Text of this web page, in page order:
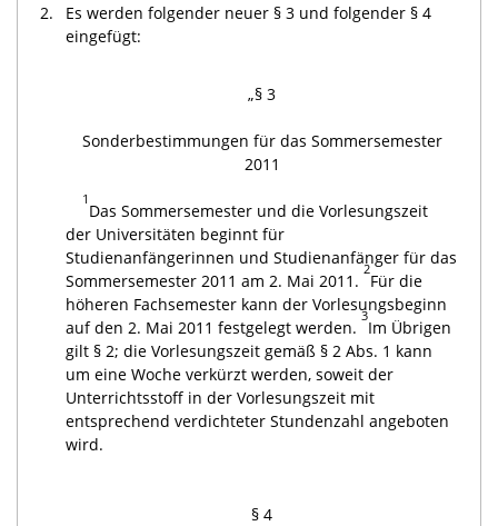
2.
Es werden folgender neuer § 3 und folgender § 4
eingefügt:
„§ 3
Sonderbestimmungen für das Sommersemester
2011
1
Das Sommersemester und die Vorlesungszeit
der Universitäten beginnt für
Studienanfängerinnen und Studienanfänger für das
Sommersemester 2011 am 2. Mai 2011.
2
Für die
höheren Fachsemester kann der Vorlesungsbeginn
auf den 2. Mai 2011 festgelegt werden.
3
Im Übrigen
gilt § 2; die Vorlesungszeit gemäß § 2 Abs. 1 kann
um eine Woche verkürzt werden, soweit der
Unterrichtsstoff in der Vorlesungszeit mit
entsprechend verdichteter Stundenzahl angeboten
wird.
§ 4